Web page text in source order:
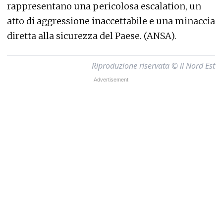
rappresentano una pericolosa escalation, un
atto di aggressione inaccettabile e una minaccia
diretta alla sicurezza del Paese. (ANSA).
Riproduzione riservata © il Nord Est